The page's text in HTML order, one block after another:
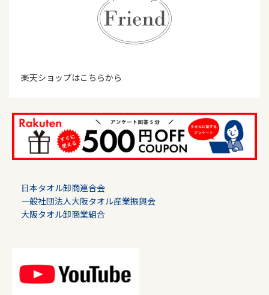
楽天ショップはこちらから
日本タオル卸商連合会
一般社団法人大阪タオル産業振興会
大阪タオル卸商業組合